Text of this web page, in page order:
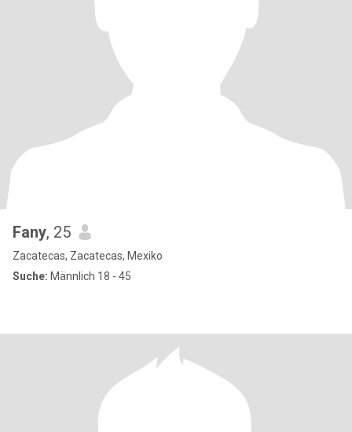
Fany, 25
Zacatecas, Zacatecas, Mexiko
Suche: Männlich 18 - 45